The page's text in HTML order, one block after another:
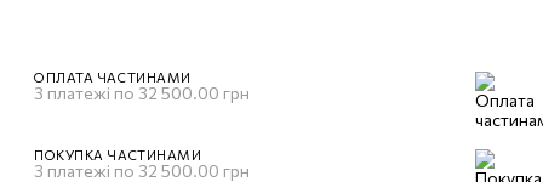
ОПЛАТА ЧАСТИНАМИ
3 платежі по 32 500.00 грн
ПОКУПКА ЧАСТИНАМИ
3 платежі по 32 500.00 грн